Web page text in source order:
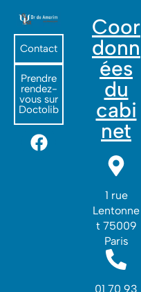
Contact
Prendre
rendez-
vous sur
Doctolib
Coor
donn
ées
du
cabi
net
1 rue
Lentonne
t 75009
Paris
01 70 93